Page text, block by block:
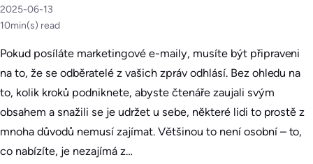
2025-06-13
10min(s) read
Pokud posíláte marketingové e-maily, musíte být připraveni
na to, že se odběratelé z vašich zpráv odhlásí. Bez ohledu na
to, kolik kroků podniknete, abyste čtenáře zaujali svým
obsahem a snažili se je udržet u sebe, některé lidi to prostě z
mnoha důvodů nemusí zajímat. Většinou to není osobní – to,
co nabízíte, je nezajímá z…